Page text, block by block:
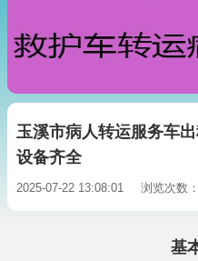
玉溪市病人转运服务车
设备齐全
2025-07-22 13:08:01 浏览次数
基